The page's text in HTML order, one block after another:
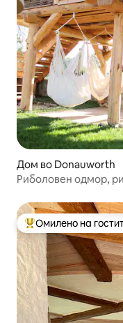
Дом во Donauworth
Риболовен одмор,
Меѓу најуспешните
Омилено на